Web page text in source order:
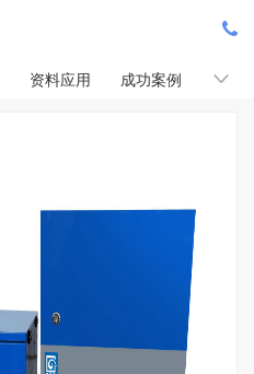
资料应用 成功案例 新闻